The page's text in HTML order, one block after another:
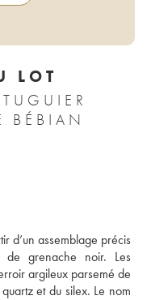
LOT
BÉBIAN
d’un assemblage précis
grenache noir. Les
argileux parsemé de
et du silex. Le nom